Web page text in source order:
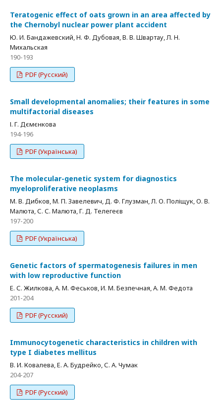
Teratogenic effect of oats grown in an area affected by
the Chernobyl nuclear power plant accident
Ю. И. Бандажевский, Н. Ф. Дубовая, В. В. Швартау, Л. Н.
Михальская
190-193
PDF (Русский)
Small developmental anomalies; their features in some
multifactorial diseases
І. Г. Дємєнкова
194-196
PDF (Українська)
The molecular-genetic system for diagnostics
myeloproliferative neoplasms
M. В. Дибков, М. П. Завелевич, Д. Ф. Глузман, Л. О. Поліщук, О. В.
Малюта, С. С. Малюта, Г. Д. Телегеєв
197-200
PDF (Українська)
Genetic factors of spermatogenesis failures in men
with low reproductive function
Е. С. Жилкова, А. М. Феськов, И. М. Безпечная, А. М. Федота
201-204
PDF (Русский)
Immunocytogenetic characteristics in children with
type I diabetes mellitus
В. И. Ковалева, Е. А. Будрейко, С. А. Чумак
204-207
PDF (Русский)